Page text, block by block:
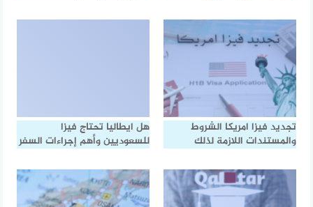
تجديد فيزا امريكا الشروط
والمستندات اللازمة لذلك
هل ايطاليا تحتاج فيزا
للسعوديين وأهم إجراءات السفر